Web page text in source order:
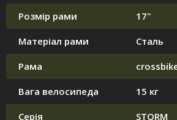
Розмір рами 17"
Матеріал рами Сталь
Рама
Вага велосипеда 15 кг
Серія STORM